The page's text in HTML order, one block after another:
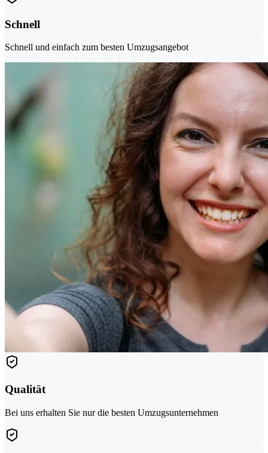
Schnell
Schnell und einfach zum besten Umzugsangebot
Qualität
Bei uns erhalten Sie nur die besten Umzugsunternehmen